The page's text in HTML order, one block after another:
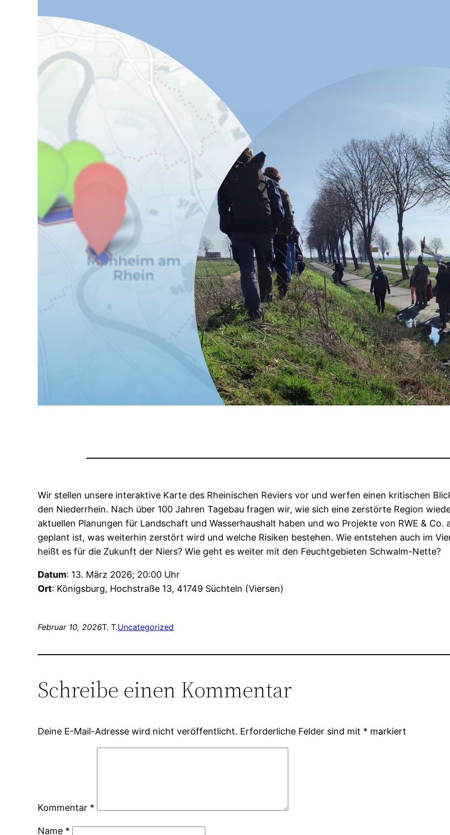
Wir stellen unsere interaktive Karte des Rheinischen Reviers vor und werfen einen kritischen
den Niederrhein. Nach über 100 Jahren Tagebau fragen wir, wie sich eine zerstörte Region
aktuellen Planungen für Landschaft und Wasserhaushalt haben und wo Projekte von RWE &
geplant ist, was weiterhin zerstört wird und welche Risiken bestehen. Wie entstehen auch im
heißt es für die Zukunft der Niers? Wie geht es weiter mit den Feuchtgebieten Schwalm-Nette?
Datum: 13. März 2026; 20:00 Uhr
Ort: Königsburg, Hochstraße 13, 41749 Süchteln (Viersen)
Februar 10, 2026T. T.Uncategorized
Schreibe einen Kommentar
Deine E-Mail-Adresse wird nicht veröffentlicht. Erforderliche Felder sind mit * markiert
Kommentar *
Name *